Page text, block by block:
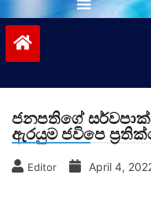
ජනපතිගේ
ඇරයුම ජවිපෙ
Editor April 4,